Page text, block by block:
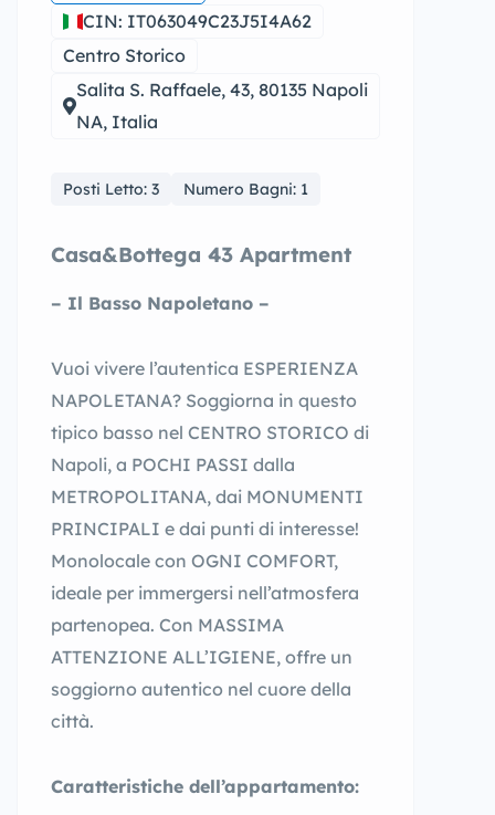
CIN: IT063049C23J5I4A62
Centro Storico
Salita S. Raffaele, 43, 80135 Napoli
NA, Italia
Posti Letto: 3 Numero Bagni: 1
Casa&Bottega 43 Apartment
– Il Basso Napoletano –
Vuoi vivere l’autentica ESPERIENZA
NAPOLETANA? Soggiorna in questo
tipico basso nel CENTRO STORICO di
Napoli, a POCHI PASSI dalla
METROPOLITANA, dai MONUMENTI
PRINCIPALI e dai punti di interesse!
Monolocale con OGNI COMFORT,
ideale per immergersi nell’atmosfera
partenopea. Con MASSIMA
ATTENZIONE ALL’IGIENE, offre un
soggiorno autentico nel cuore della
città.
Caratteristiche dell’appartamento: